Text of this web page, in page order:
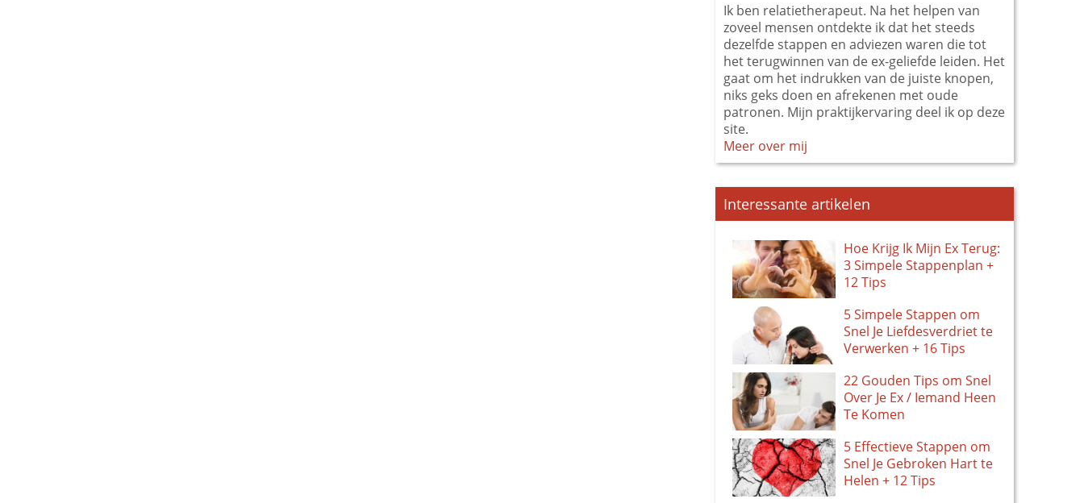
Ik ben relatietherapeut. Na het helpen van
zoveel mensen ontdekte ik dat het steeds
dezelfde stappen en adviezen waren die tot
het terugwinnen van de ex-geliefde leiden. Het
gaat om het indrukken van de juiste knopen,
niks geks doen en afrekenen met oude
patronen. Mijn praktijkervaring deel ik op deze
site.
Meer over mij
Interessante artikelen
Hoe Krijg Ik Mijn Ex Terug:
3 Simpele Stappenplan +
12 Tips
5 Simpele Stappen om
Snel Je Liefdesverdriet te
Verwerken + 16 Tips
22 Gouden Tips om Snel
Over Je Ex / Iemand Heen
Te Komen
5 Effectieve Stappen om
Snel Je Gebroken Hart te
Helen + 12 Tips